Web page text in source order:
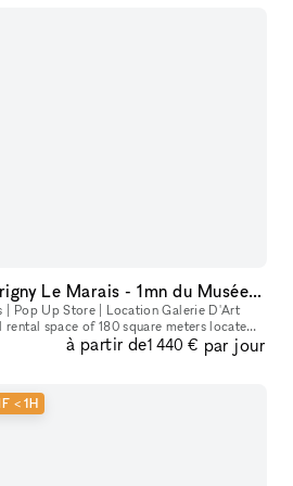
Galerie - Espace Thorigny Le Marais - 1mn du Musée Picasso
| Pop Up Store | Location Galerie D'Art
space of 180 square meters located
of Paris, just a few
à partir de1 440 € par jour
< 1H